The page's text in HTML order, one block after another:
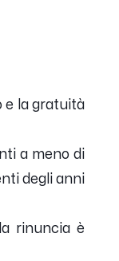
e la gratuità
a meno di
degli anni
rinuncia è